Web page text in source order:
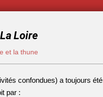
Loire
et la thune
confondues) a toujours
par :